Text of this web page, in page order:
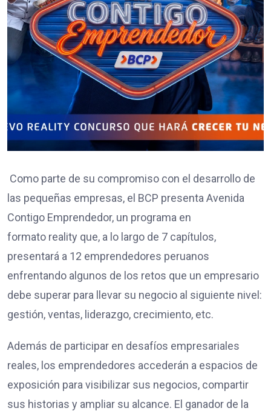
Como parte de su compromiso con el desarrollo de
las pequeñas empresas, el BCP presenta Avenida
Contigo Emprendedor, un programa en
formato reality que, a lo largo de 7 capítulos,
presentará a 12 emprendedores peruanos
enfrentando algunos de los retos que un empresario
debe superar para llevar su negocio al siguiente nivel:
gestión, ventas, liderazgo, crecimiento, etc.
Además de participar en desafíos empresariales
reales, los emprendedores accederán a espacios de
exposición para visibilizar sus negocios, compartir
sus historias y ampliar su alcance. El ganador de la